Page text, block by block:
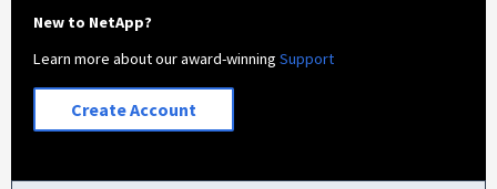
New to NetApp?
Learn more about our award-winningSupport
Create Account